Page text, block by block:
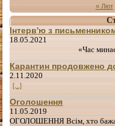
« Лют
Інтерв'ю з
18.05.2021
«Час минає й
Карантин продовжено
2.11.2020
[...]
Оголошення
11.05.2019
ОГОЛОШЕННЯ Всім, хто